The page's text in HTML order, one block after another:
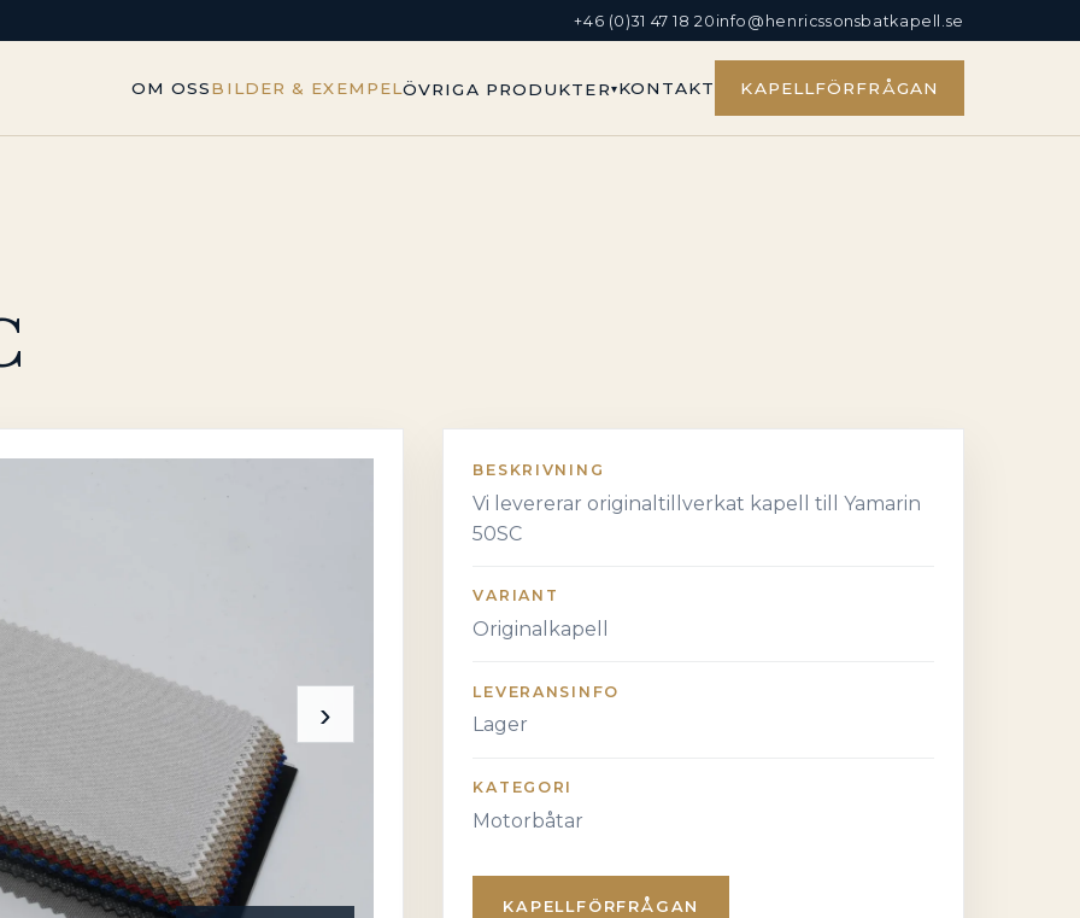
+46 (0)31 47 18 20 info@henricssonsbatkapell.se
OM OSSBILDER & EXEMPELÖVRIGA PRODUKTER KONTAKT KAPELLFÖRFRÅGAN
›
BESKRIVNING
Vi levererar originaltillverkat kapell till Yamarin
50SC
VARIANT
Originalkapell
LEVERANSINFO
Lager
KATEGORI
Motorbåtar
KAPELLFÖRFRÅGAN